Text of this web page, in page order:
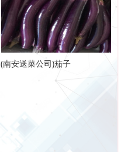
(南安送菜公司)茄子